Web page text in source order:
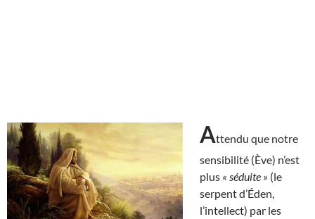
Attendu que notre
sensibilité (Ève) n’est
plus « séduite » (le
serpent d’Éden,
l’intellect) par les